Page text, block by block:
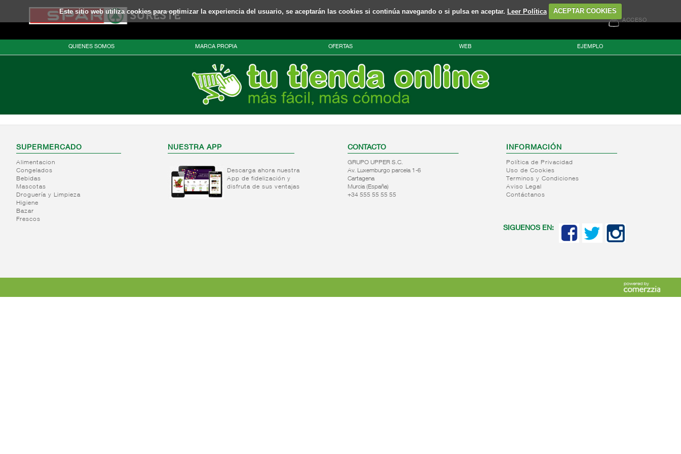
Este sitio web utiliza cookies para optimizar la experiencia del usuario, se aceptarán las cookies si continúa navegando o si pulsa en aceptar. Leer Política ACEPTAR COOKIES
ACCESO
QUIENES SOMOS MARCA PROPIA OFERTAS WEB EJEMPLO
SUPERMERCADO
Alimentacion
Congelados
Bebidas
Mascotas
Droguería y Limpieza
Higiene
Bazar
Frescos
NUESTRA APP
Descarga ahora nuestra
App de fidelización y
disfruta de sus ventajas
CONTACTO
GRUPO UPPER S.C.
Av. Luxemburgo parcela 1-6
Cartagena
Murcia (España)
+34 555 55 55 55
INFORMACIÓN
Política de Privacidad
Uso de Cookies
Terminos y Condiciones
Aviso Legal
Contáctanos
SIGUENOS EN: